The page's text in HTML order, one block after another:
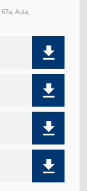
Aula,